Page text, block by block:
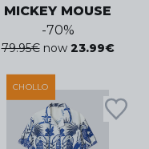
MICKEY MOUSE
-70%
79.95€ now 23.99€
CHOLLO